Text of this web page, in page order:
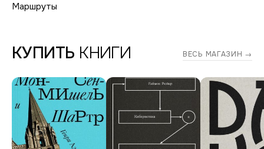
Маршруты
КУПИТЬ КНИГИ ВЕСЬ МАГАЗИН →
Ирина
Юрий
Дмитрий